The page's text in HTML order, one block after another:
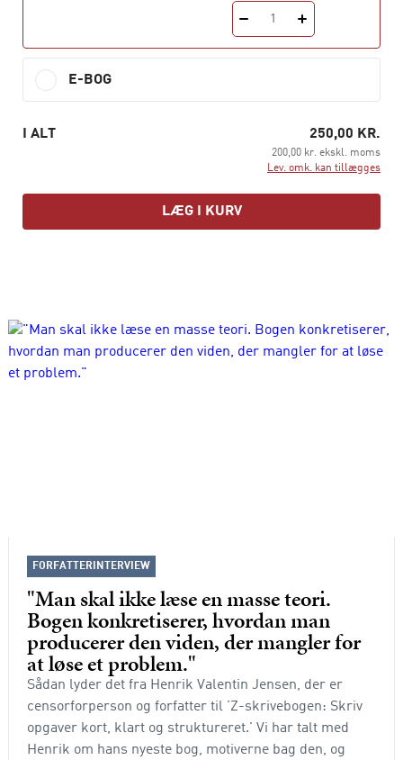
Bogen er skrevet, så du ikke behøver at læse den fra
ende til anden, men kan Z-læse: zigzagge, zappe, zoome
– på nøjagtig samme måde, som når man skriver
projekter.
1
E-BOG
I ALT 250,00 KR.
200,00 kr. ekskl. moms
Lev. omk. kan tillægges
LÆG I KURV
FORFATTERINTERVIEW
"Man skal ikke læse en masse teori.
Bogen konkretiserer, hvordan man
producerer den viden, der mangler for
at løse et problem."
Sådan lyder det fra Henrik Valentin Jensen, der er
censorforperson og forfatter til 'Z-skrivebogen: Skriv
opgaver kort, klart og struktureret.' Vi har talt med
Henrik om hans nyeste bog, motiverne bag den, og